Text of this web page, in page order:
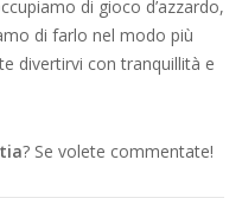
di gioco d’azzardo,
di farlo nel modo più
divertirvi con tranquillità e
? Se volete commentate!